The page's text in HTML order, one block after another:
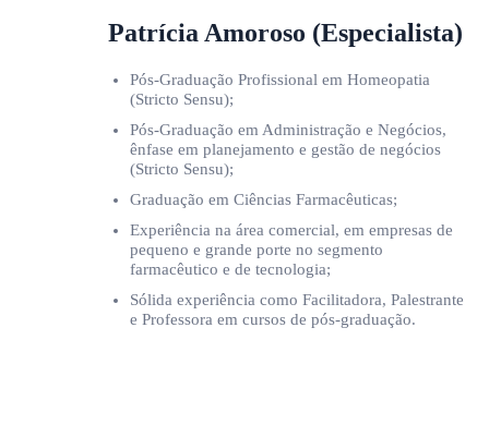
Patrícia Amoroso (Especialista)
Pós-Graduação Profissional em Homeopatia
(Stricto Sensu);
Pós-Graduação em Administração e Negócios,
ênfase em planejamento e gestão de negócios
(Stricto Sensu);
Graduação em Ciências Farmacêuticas;
Experiência na área comercial, em empresas de
pequeno e grande porte no segmento
farmacêutico e de tecnologia;
Sólida experiência como Facilitadora, Palestrante
e Professora em cursos de pós-graduação.